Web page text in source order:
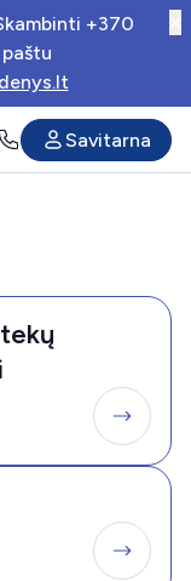
+370
Savitarna